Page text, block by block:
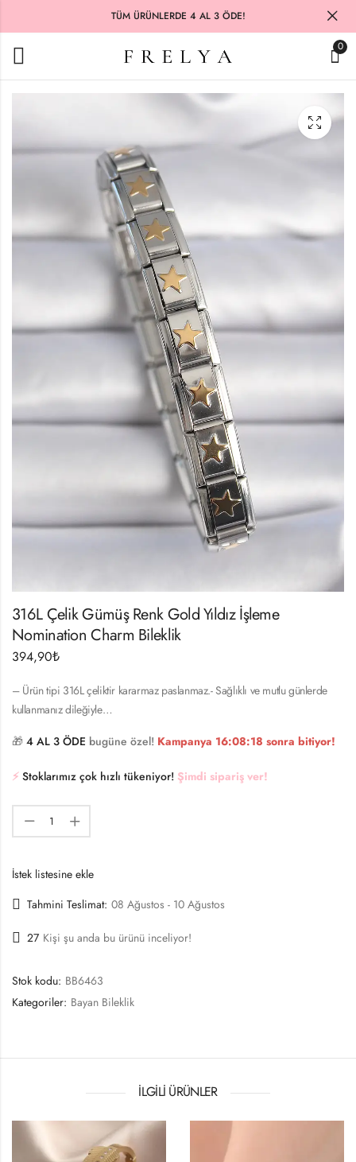
TÜM ÜRÜNLERDE 4 AL 3 ÖDE!
0
316L Çelik Gümüş Renk Gold Yıldız İşleme
Nomination Charm Bileklik
394,90₺
– Ürün tipi 316L çeliktir kararmaz paslanmaz.- Sağlıklı ve mutlu günlerde
kullanmanız dileğiyle…
🎁 4 AL 3 ÖDE bugüne özel! Kampanya 16:08:18 sonra bitiyor!
⚡️ Stoklarımız çok hızlı tükeniyor! Şimdi sipariş ver!
İstek listesine ekle
Tahmini Teslimat: 08 Ağustos - 10 Ağustos
27 Kişi şu anda bu ürünü inceliyor!
Stok kodu: BB6463
Kategoriler: Bayan Bileklik
İLGILI ÜRÜNLER